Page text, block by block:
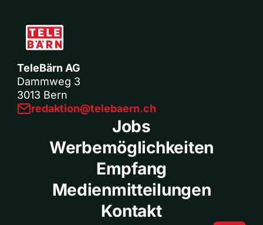
TeleBärn AG
Dammweg 3
3013 Bern
redaktion@telebaern.ch
Jobs
Werbemöglichkeiten
Empfang
Medienmitteilungen
Kontakt